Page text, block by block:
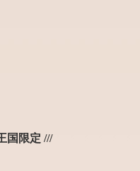
国限定 ///